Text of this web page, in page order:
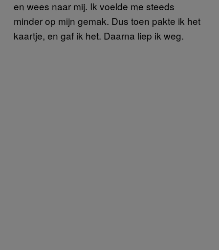
en wees naar mij. Ik voelde me steeds
minder op mijn gemak. Dus toen pakte ik het
kaartje, en gaf ik het. Daarna liep ik weg.